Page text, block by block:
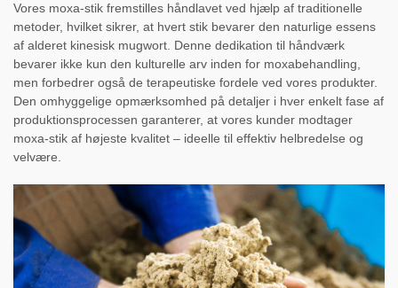
Vores moxa-stik fremstilles håndlavet ved hjælp af traditionelle
metoder, hvilket sikrer, at hvert stik bevarer den naturlige essens
af alderet kinesisk mugwort. Denne dedikation til håndværk
bevarer ikke kun den kulturelle arv inden for moxabehandling,
men forbedrer også de terapeutiske fordele ved vores produkter.
Den omhyggelige opmærksomhed på detaljer i hver enkelt fase af
produktionsprocessen garanterer, at vores kunder modtager
moxa-stik af højeste kvalitet – ideelle til effektiv helbredelse og
velvære.